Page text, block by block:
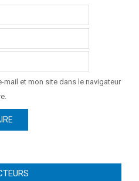
mail et mon site dans le navigateur